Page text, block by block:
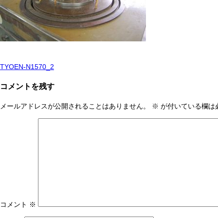
投
稿
ナ
TYOEN-N1570_2
コメントを残す
メールアドレスが公開されることはありません。 ※ が付いている欄は
コメント ※